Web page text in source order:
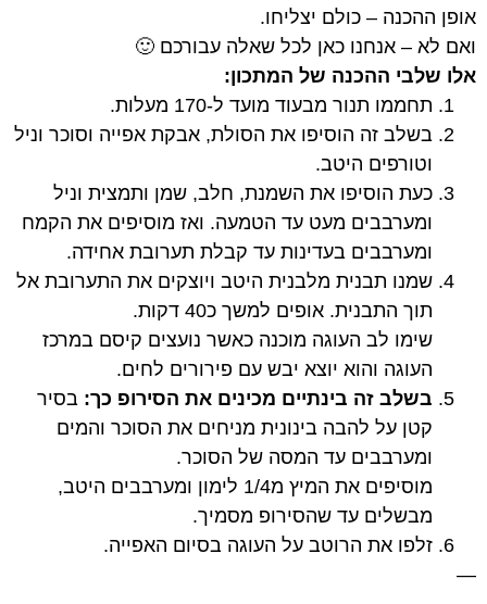
אופן ההכנה – כולם יצליחו.
ואם לא – אנחנו כאן לכל שאלה עבורכם 🙂
אלו שלבי ההכנה של המתכון:
תחממו תנור מבעוד מועד ל-170 מעלות.
בשלב זה הוסיפו את הסולת, אבקת אפייה וסוכר וניל
וטורפים היטב.
כעת הוסיפו את השמנת, חלב, שמן ותמצית וניל
ומערבבים מעט עד הטמעה. ואז מוסיפים את הקמח
ומערבבים בעדינות עד קבלת תערובת אחידה.
שמנו תבנית מלבנית היטב ויוצקים את התערובת אל
תוך התבנית. אופים למשך כ40 דקות.
שימו לב העוגה מוכנה כאשר נועצים קיסם במרכז
העוגה והוא יוצא יבש עם פירורים לחים.
בשלב זה בינתיים מכינים את הסירופ כך: בסיר
קטן על להבה בינונית מניחים את הסוכר והמים
ומערבבים עד המסה של הסוכר.
מוסיפים את המיץ מ1/4 לימון ומערבבים היטב,
מבשלים עד שהסירופ מסמיך.
זלפו את הרוטב על העוגה בסיום האפייה.
—